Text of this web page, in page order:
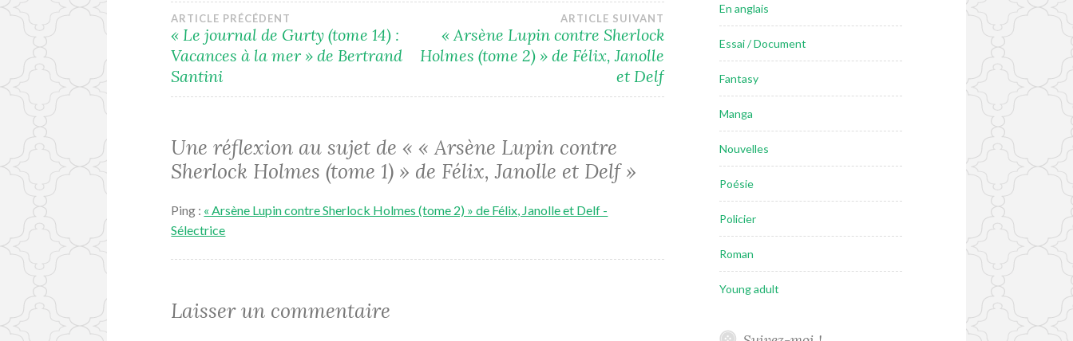
Navigation
de
l’article
ARTICLE PRÉCÉDENT
« Le journal de Gurty (tome 14) :
Vacances à la mer » de Bertrand
Santini
ARTICLE SUIVANT
« Arsène Lupin contre Sherlock
Holmes (tome 2) » de Félix, Janolle
et Delf
Une réflexion au sujet de « « Arsène Lupin contre
Sherlock Holmes (tome 1) » de Félix, Janolle et Delf»
Ping : « Arsène Lupin contre Sherlock Holmes (tome 2) » de Félix, Janolle et Delf -
Sélectrice
Laisser un commentaire
En anglais
Essai / Document
Fantasy
Manga
Nouvelles
Poésie
Policier
Roman
Young adult